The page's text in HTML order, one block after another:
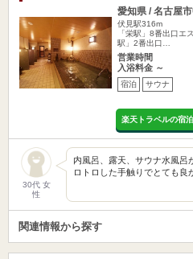
愛知県 / 名古屋
伏見駅316m
「栄駅」8番出口エ
駅」2番出口…
営業時間
入浴料金 ～
宿泊 サウナ
楽天トラベルの宿
30代 女
性
内風呂、露天、サウナ水風呂
ロトロした手触りでとても良
関連情報から探す